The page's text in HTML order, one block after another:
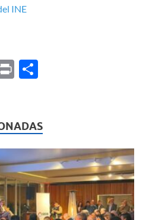
INE
P
p
ar
ti
r